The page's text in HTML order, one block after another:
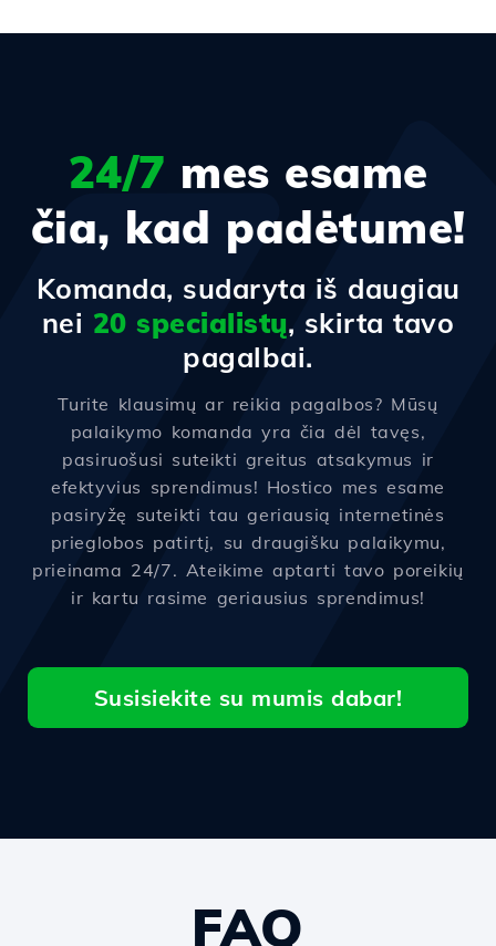
24/7 mes esame
čia, kad padėtume!
Komanda, sudaryta iš daugiau
nei 20 specialistų, skirta tavo
pagalbai.
Turite klausimų ar reikia pagalbos? Mūsų
palaikymo komanda yra čia dėl tavęs,
pasiruošusi suteikti greitus atsakymus ir
efektyvius sprendimus! Hostico mes esame
pasiryžę suteikti tau geriausią internetinės
prieglobos patirtį, su draugišku palaikymu,
prieinama 24/7. Ateikime aptarti tavo poreikių
ir kartu rasime geriausius sprendimus!
Susisiekite su mumis dabar!
FAQ